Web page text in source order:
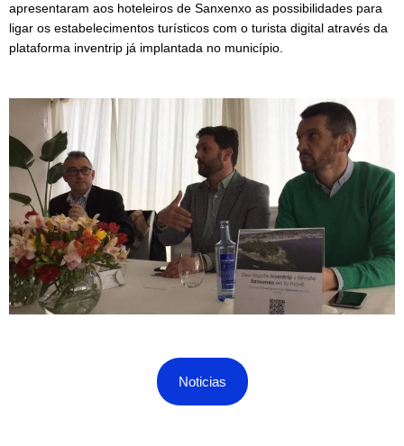
apresentaram aos hoteleiros de Sanxenxo as possibilidades para
ligar os estabelecimentos turísticos com o turista digital através da
plataforma inventrip já implantada no município.
Noticias